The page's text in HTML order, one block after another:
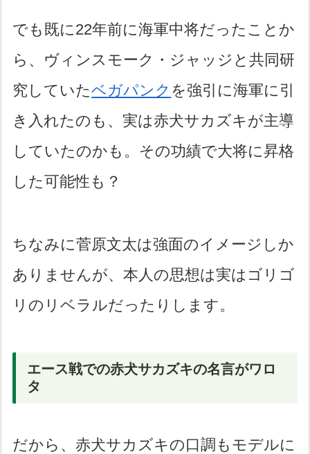
でも既に22年前に海軍中将だったことか
ら、ヴィンスモーク・ジャッジと共同研
究していたベガパンク を強引に海軍に引
き入れたのも、実は赤犬サカズキが主導
していたのかも。その功績で大将に昇格
した可能性も？
ちなみに菅原文太は強面のイメージしか
ありませんが、本人の思想は実はゴリゴ
リのリベラルだったりします。
エース戦での赤犬サカズキの名言がワロ
タ
だから、赤犬サカズキの口調もモデルに